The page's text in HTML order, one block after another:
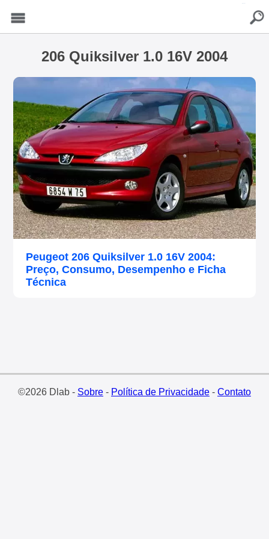
206 Quiksilver 1.0 16V 2004
Peugeot 206 Quiksilver 1.0 16V 2004:
Preço, Consumo, Desempenho e Ficha
Técnica
©2026 Dlab - Sobre- Política de Privacidade- Contato